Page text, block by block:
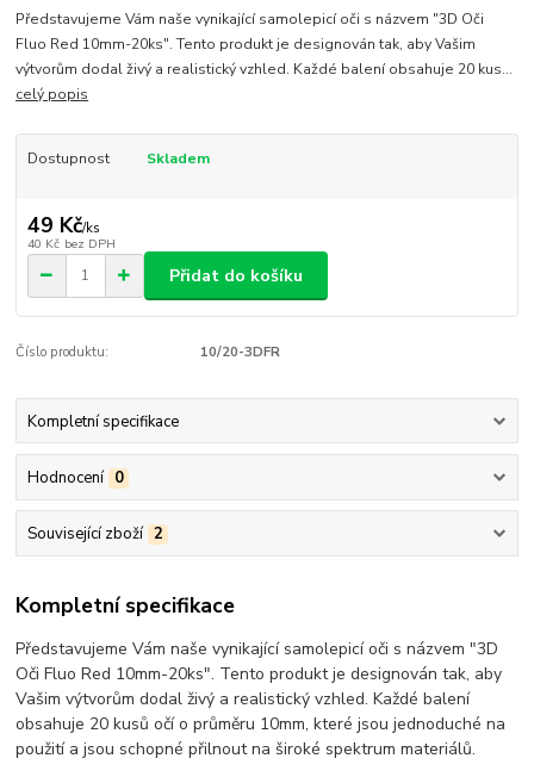
Představujeme Vám naše vynikající samolepicí oči s názvem "3D Oči
Fluo Red 10mm-20ks". Tento produkt je designován tak, aby Vašim
výtvorům dodal živý a realistický vzhled. Každé balení obsahuje 20 kus...
celý popis
Dostupnost Skladem
49 Kč/ks
40 Kč bez DPH
Přidat do košíku
Číslo produktu: 10/20-3DFR
Kompletní specifikace
Hodnocení 0
Související zboží 2
Kompletní specifikace
Představujeme Vám naše vynikající samolepicí oči s názvem "3D
Oči Fluo Red 10mm-20ks". Tento produkt je designován tak, aby
Vašim výtvorům dodal živý a realistický vzhled. Každé balení
obsahuje 20 kusů očí o průměru 10mm, které jsou jednoduché na
použití a jsou schopné přilnout na široké spektrum materiálů.